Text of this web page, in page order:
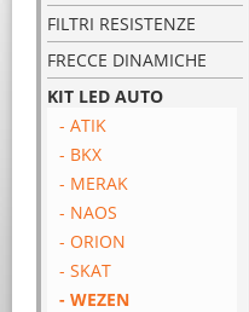
FILTRI RESISTENZE
FRECCE DINAMICHE
KIT LED AUTO
- ATIK
- BKX
- MERAK
- NAOS
- ORION
- SKAT
- WEZEN